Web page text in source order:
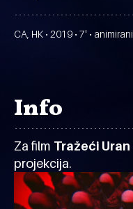
CA, HK • 2019 • 7' • animirani
Info
Za film Tražeći Uran
projekcija.